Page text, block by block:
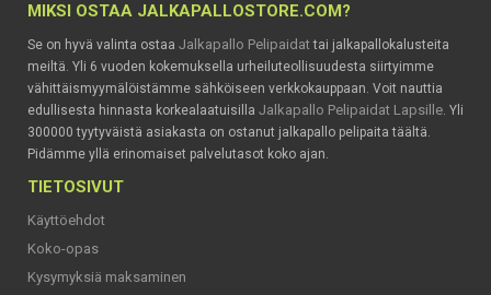
MIKSI OSTAA JALKAPALLOSTORE.COM?
Se on hyvä valinta ostaa Jalkapallo Pelipaidattai jalkapallokalusteita
meiltä. Yli 6 vuoden kokemuksella urheiluteollisuudesta siirtyimme
vähittäismyymälöistämme sähköiseen verkkokauppaan. Voit nauttia
edullisesta hinnasta korkealaatuisilla Jalkapallo Pelipaidat Lapsille. Yli
300000 tyytyväistä asiakasta on ostanut jalkapallo pelipaita täältä.
Pidämme yllä erinomaiset palvelutasot koko ajan.
TIETOSIVUT
Käyttöehdot
Koko-opas
Kysymyksiä maksaminen